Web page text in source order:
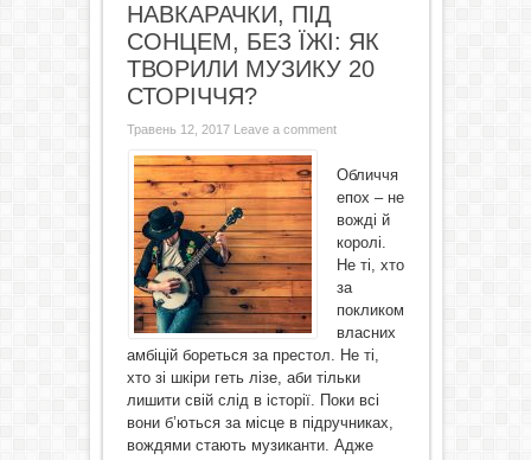
НАВКАРАЧКИ, ПІД
СОНЦЕМ, БЕЗ ЇЖІ: ЯК
ТВОРИЛИ МУЗИКУ 20
СТОРІЧЧЯ?
Травень 12, 2017 Leave a comment
Обличчя
епох – не
вожді й
королі.
Не ті, хто
за
покликом
власних
амбіцій бореться за престол. Не ті,
хто зі шкіри геть лізе, аби тільки
лишити свій слід в історії. Поки всі
вони б’ються за місце в підручниках,
вождями стають музиканти. Адже